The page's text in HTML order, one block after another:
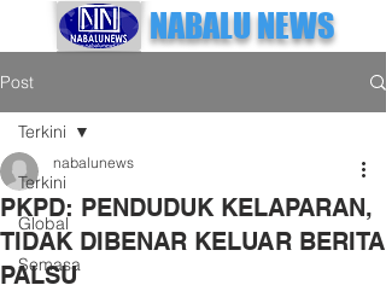
NABALU NEWS
Post
Terkini
Global
Semasa
Terkini
PKPD: PENDUDUK KELAPARAN,
TIDAK DIBENAR KELUAR BERITA
PALSU
nabalunews